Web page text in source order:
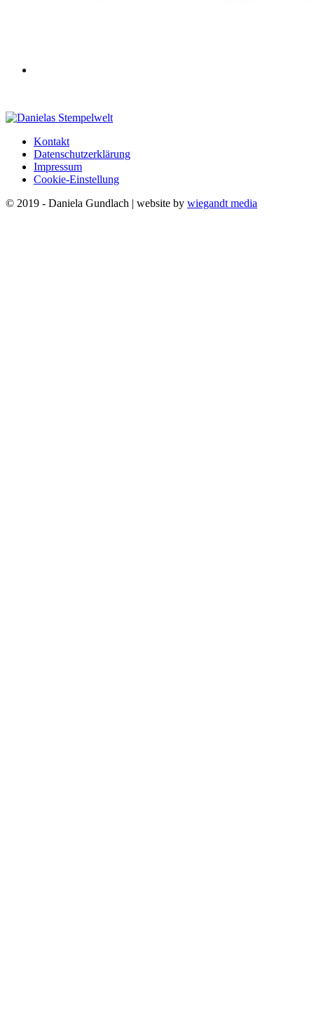
Kontakt
Datenschutzerklärung
Impressum
Cookie-Einstellung
© 2019 - Daniela Gundlach | website by wiegandt media